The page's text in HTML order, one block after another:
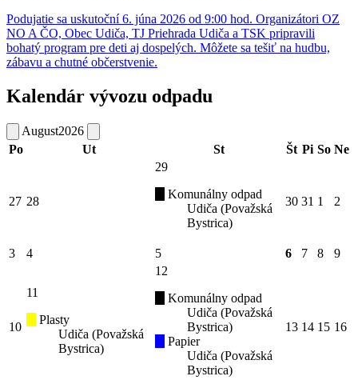
Podujatie sa uskutoční 6. júna 2026 od 9:00 hod. Organizátori OZ
NO A ČO, Obec Udiča, TJ Priehrada Udiča a TSK pripravili
bohatý program pre deti aj dospelých. Môžete sa tešiť na hudbu,
zábavu a chutné občerstvenie.
Kalendár vývozu odpadu
August2026
Po
Ut St Št Pi So Ne
27 28
29
Komunálny odpad
Udiča (Považská
Bystrica)
30 31 1 2
3 4 5 6 7 8 9
10
11
Plasty
Udiča (Považská
Bystrica)
12
Komunálny odpad
Udiča (Považská
Bystrica)
Papier
Udiča (Považská
Bystrica)
13 14 15 16